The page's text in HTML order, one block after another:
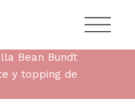
Bean Bundt
y topping de